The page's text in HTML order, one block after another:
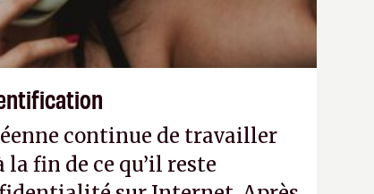
continue de travailler
fin de ce qu’il reste